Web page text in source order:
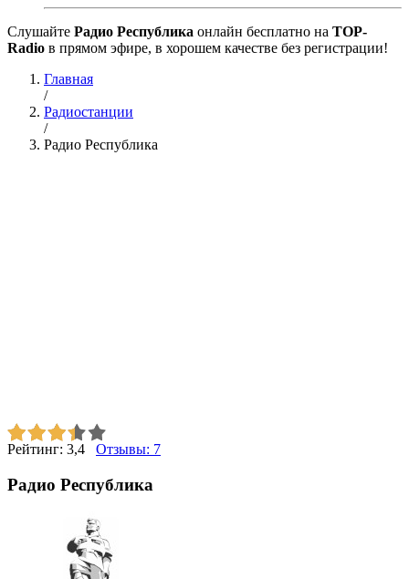
Cлушайте Радио Республика онлайн бесплатно на TOP-
Radio в прямом эфире, в хорошем качестве без регистрации!
Главная
/
Радиостанции
/
Радио Республика
Рейтинг: 3,4 Отзывы: 7
Радио Республика